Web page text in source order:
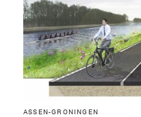
ASSEN-GRONINGEN